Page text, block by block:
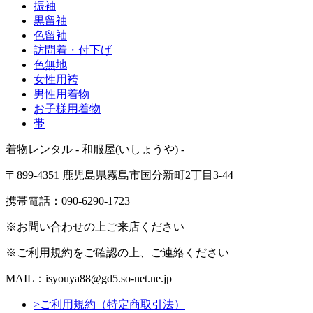
振袖
黒留袖
色留袖
訪問着・付下げ
色無地
女性用袴
男性用着物
お子様用着物
帯
着物レンタル - 和服屋(いしょうや) -
〒899-4351 鹿児島県霧島市国分新町2丁目3-44
携帯電話：090-6290-1723
※お問い合わせの上ご来店ください
※ご利用規約をご確認の上、ご連絡ください
MAIL：isyouya88@gd5.so-net.ne.jp
>ご利用規約（特定商取引法）